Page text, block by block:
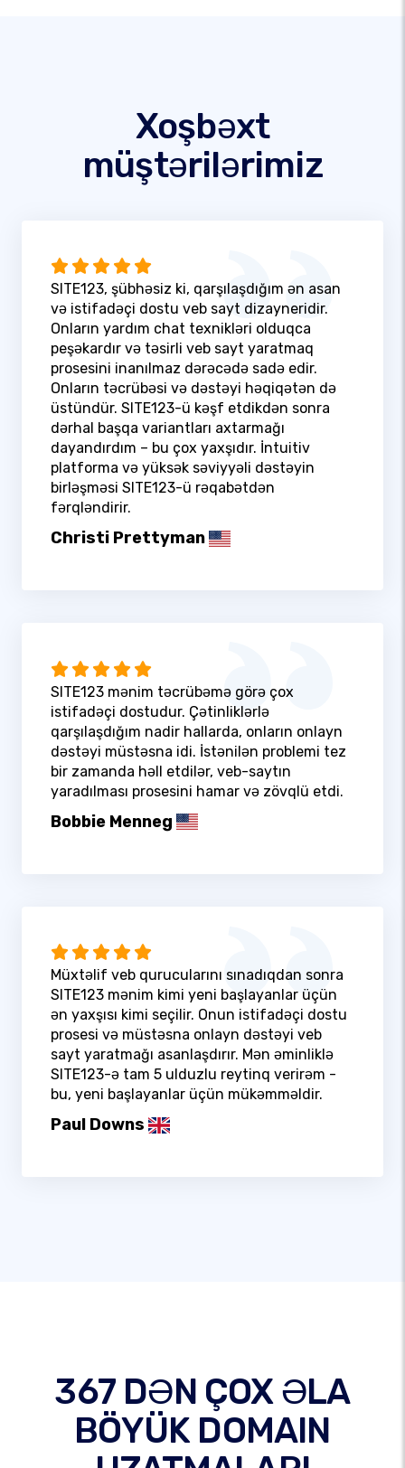
Xoşbəxt
müştərilərimiz
SITE123, şübhəsiz ki, qarşılaşdığım ən asan
və istifadəçi dostu veb sayt dizayneridir.
Onların yardım chat texnikləri olduqca
peşəkardır və təsirli veb sayt yaratmaq
prosesini inanılmaz dərəcədə sadə edir.
Onların təcrübəsi və dəstəyi həqiqətən də
üstündür. SITE123-ü kəşf etdikdən sonra
dərhal başqa variantları axtarmağı
dayandırdım – bu çox yaxşıdır. İntuitiv
platforma və yüksək səviyyəli dəstəyin
birləşməsi SITE123-ü rəqabətdən
fərqləndirir.
Christi Prettyman
SITE123 mənim təcrübəmə görə çox
istifadəçi dostudur. Çətinliklərlə
qarşılaşdığım nadir hallarda, onların onlayn
dəstəyi müstəsna idi. İstənilən problemi tez
bir zamanda həll etdilər, veb-saytın
yaradılması prosesini hamar və zövqlü etdi.
Bobbie Menneg
Müxtəlif veb qurucularını sınadıqdan sonra
SITE123 mənim kimi yeni başlayanlar üçün
ən yaxşısı kimi seçilir. Onun istifadəçi dostu
prosesi və müstəsna onlayn dəstəyi veb
sayt yaratmağı asanlaşdırır. Mən əminliklə
SITE123-ə tam 5 ulduzlu reytinq verirəm -
bu, yeni başlayanlar üçün mükəmməldir.
Paul Downs
367 DƏN ÇOX ƏLA
BÖYÜK DOMAIN